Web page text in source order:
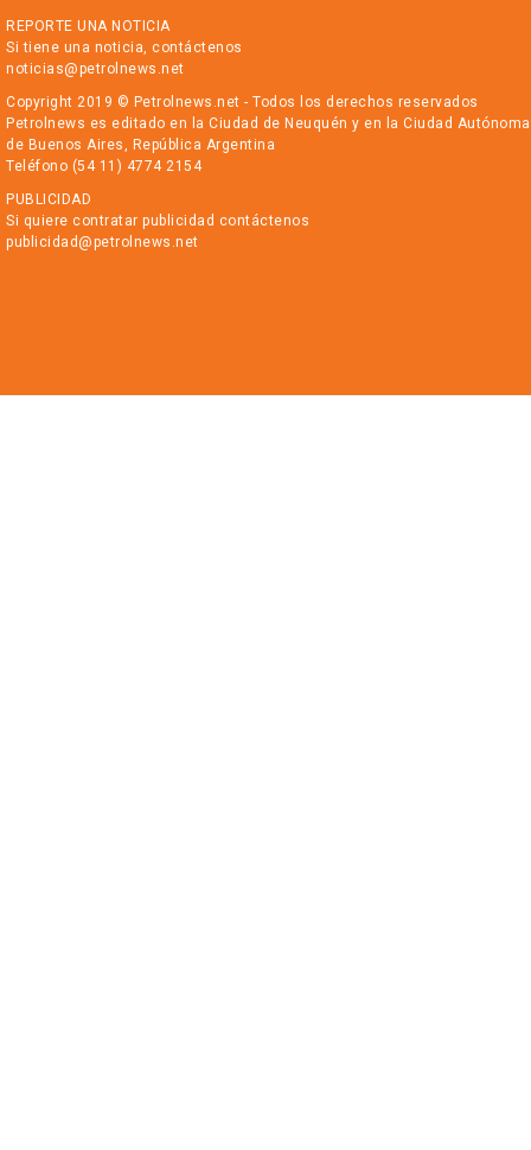
REPORTE UNA NOTICIA
Si tiene una noticia, contáctenos
noticias@petrolnews.net
Copyright 2019 © Petrolnews.net - Todos los derechos reservados
Petrolnews es editado en la Ciudad de Neuquén y en la Ciudad Autónoma
de Buenos Aires, República Argentina
Teléfono (54 11) 4774 2154
PUBLICIDAD
Si quiere contratar publicidad contáctenos
publicidad@petrolnews.net